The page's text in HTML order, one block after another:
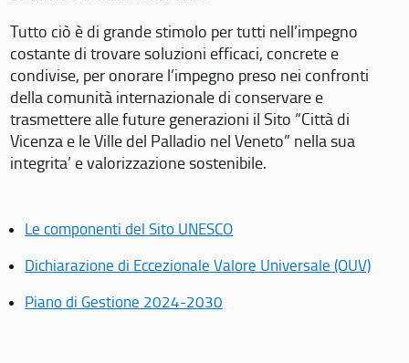
Tutto ciò è di grande stimolo per tutti nell’impegno
costante di trovare soluzioni efficaci, concrete e
condivise, per onorare l’impegno preso nei confronti
della comunità internazionale di conservare e
trasmettere alle future generazioni il Sito “Città di
Vicenza e le Ville del Palladio nel Veneto” nella sua
integrita’ e valorizzazione sostenibile.
Le componenti del Sito UNESCO
Dichiarazione di Eccezionale Valore Universale (OUV)
Piano di Gestione 2024-2030